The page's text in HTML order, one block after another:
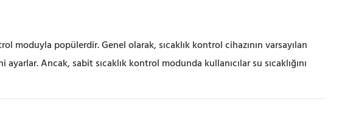
moduyla popülerdir. Genel olarak, sıcaklık kontrol cihazının varsayılan
ayarlar. Ancak, sabit sıcaklık kontrol modunda kullanıcılar su sıcaklığını